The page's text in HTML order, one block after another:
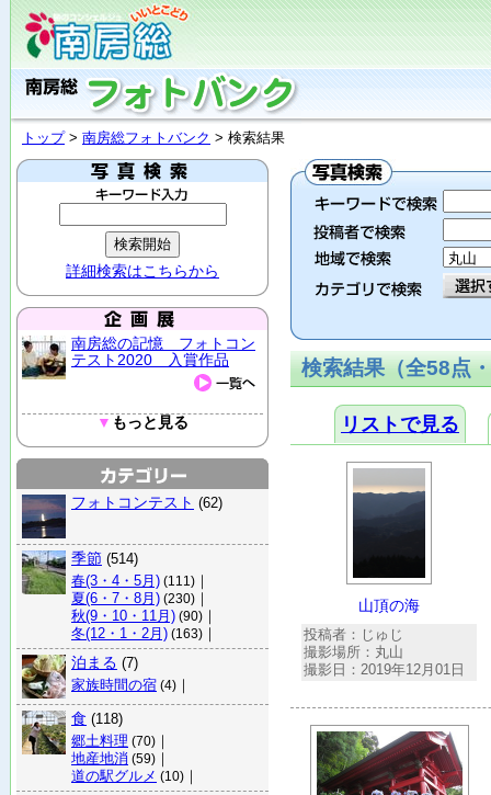
トップ> 南房総フォトバンク > 検索結果
詳細検索はこちらから
南房総の記憶 フォトコン
テスト2020 入賞作品
▼ もっと見る
フォトコンテスト (62)
季節 (514)
春(3・4・5月) (111) ｜
夏(6・7・8月) (230) ｜
秋(9・10・11月) (90) ｜
冬(12・1・2月) (163) ｜
泊まる (7)
家族時間の宿 (4) ｜
食 (118)
郷土料理 (70) ｜
地産地消 (59) ｜
道の駅グルメ (10) ｜
検索結果（全58点
リストで見る
山頂の海
投稿者：じゅじ
撮影場所：丸山
撮影日：2019年12月01日